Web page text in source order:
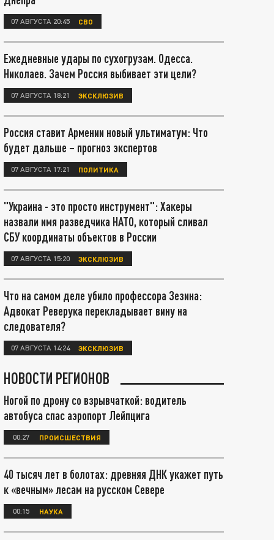
07 АВГУСТА 20:45 СВО
Ежедневные удары по сухогрузам. Одесса.
Николаев. Зачем Россия выбивает эти цели?
07 АВГУСТА 18:21 ЭКСКЛЮЗИВ
Россия ставит Армении новый ультиматум: Что
будет дальше – прогноз экспертов
07 АВГУСТА 17:21 ПОЛИТИКА
"Украина - это просто инструмент": Хакеры
назвали имя разведчика НАТО, который сливал
СБУ координаты объектов в России
07 АВГУСТА 15:20 ЭКСКЛЮЗИВ
Что на самом деле убило профессора Зезина:
Адвокат Реверука перекладывает вину на
следователя?
07 АВГУСТА 14:24 ЭКСКЛЮЗИВ
НОВОСТИ РЕГИОНОВ
Ногой по дрону со взрывчаткой: водитель
автобуса спас аэропорт Лейпцига
00:27 ПРОИСШЕСТВИЯ
40 тысяч лет в болотах: древняя ДНК укажет путь
к «вечным» лесам на русском Севере
00:15 НАУКА